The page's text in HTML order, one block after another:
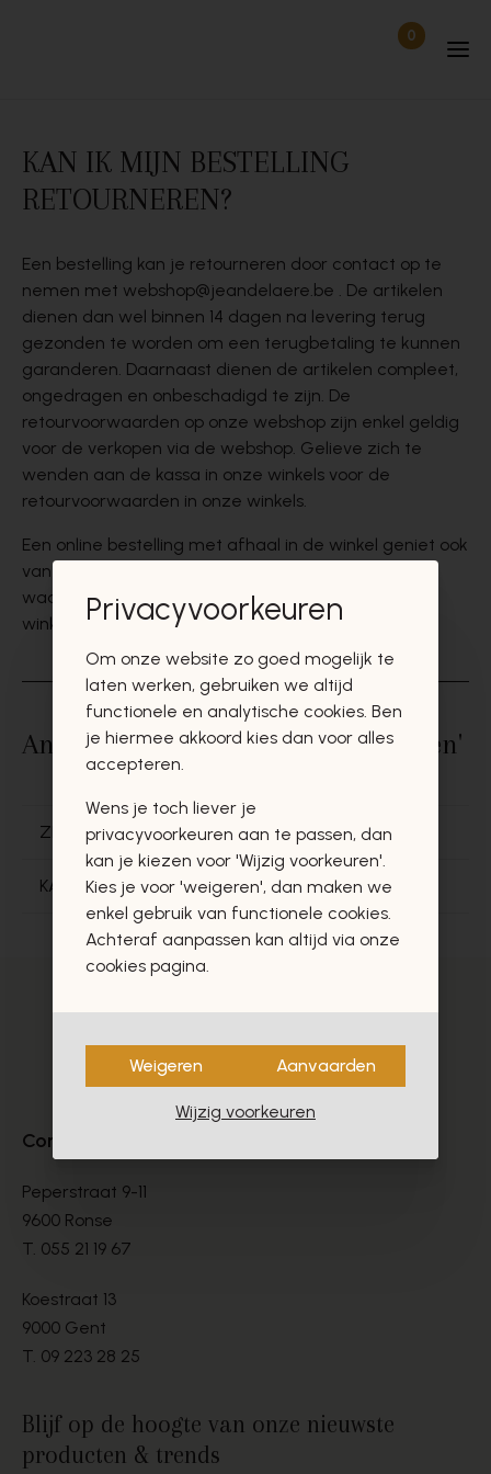
0Items in
KAN IK MIJN BESTELLING
RETOURNEREN?
Een bestelling kan je retourneren door contact op te
nemen met webshop@jeandelaere.be . De artikelen
dienen dan wel binnen 14 dagen na levering terug
gezonden te worden om een terugbetaling te kunnen
garanderen. Daarnaast dienen de artikelen compleet,
ongedragen en onbeschadigd te zijn. De
retourvoorwaarden op onze webshop zijn enkel geldig
voor de verkopen via de webshop. Gelieve zich te
wenden aan de kassa in onze winkels voor de
retourvoorwaarden in onze winkels.
Een online bestelling met afhaal in de winkel geniet ook
van 14 dagen retourrecht na ontvangst van de mail
waarin staat dat uw bestelling beschikbaar is in de
winkel.
Andere vragen binnen 'Retourneren'
ZIJN ER RETOURKOSTEN?
KAN IK MIJN BESTELLING RUILEN?
Contact
Peperstraat 9-11
9600 Ronse
T. 055 21 19 67
Koestraat 13
9000 Gent
T. 09 223 28 25
Blijf op de hoogte van onze nieuwste
producten & trends
Privacyvoorkeuren
Om onze website zo goed mogelijk te
laten werken, gebruiken we altijd
functionele en analytische cookies. Ben
je hiermee akkoord kies dan voor alles
accepteren.
Wens je toch liever je
privacyvoorkeuren aan te passen, dan
kan je kiezen voor 'Wijzig voorkeuren'.
Kies je voor 'weigeren', dan maken we
enkel gebruik van functionele cookies.
Achteraf aanpassen kan altijd via onze
cookies pagina.
Weigeren Aanvaarden
Wijzig voorkeuren